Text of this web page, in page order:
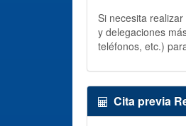
Si necesita
y delegaciones
teléfonos, etc.)
Cita previa